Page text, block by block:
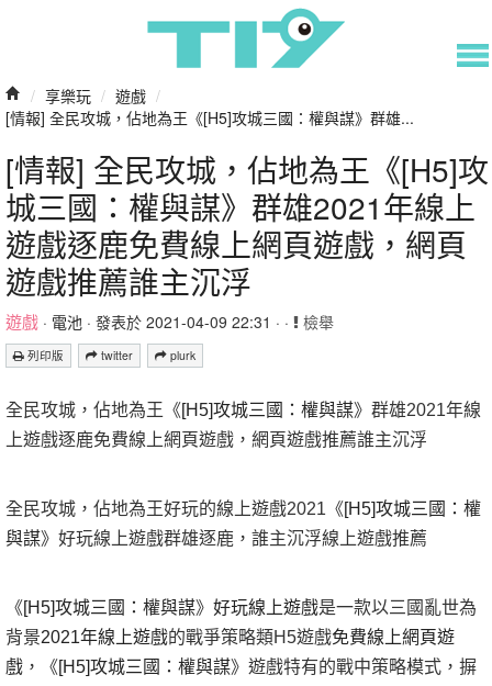
/ 享樂玩 / 遊戲 /
[情報] 全民攻城，佔地為王《[H5]攻城三國：權與謀》群雄...
[情報] 全民攻城，佔地為王《[H5]攻
城三國：權與謀》群雄2021年線上
遊戲逐鹿免費線上網頁遊戲，網頁
遊戲推薦誰主沉浮
遊戲 · 電池 · 發表於 2021-04-09 22:31 · · 檢舉
列印版 twitter plurk
全民攻城，佔地為王《[H5]攻城三國：權與謀》群雄2021年線
上遊戲逐鹿免費線上網頁遊戲，網頁遊戲推薦誰主沉浮
全民攻城，佔地為王好玩的線上遊戲2021 《[H5]攻城三國：權
與謀》好玩線上遊戲群雄逐鹿，誰主沉浮線上遊戲推薦
《[H5]攻城三國：權與謀》 好玩線上遊戲是一款以三國亂世為
背景2021年線上遊戲的戰爭策略類H5遊戲免費線上網頁遊
戲 ， 《[H5]攻城三國：權與謀》 遊戲特有的戰中策略模式，摒